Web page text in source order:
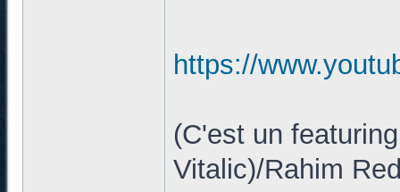
https://
(C'est un
Vitalic)/Rahim